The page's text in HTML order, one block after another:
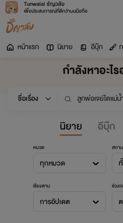
Tunwalai ธัญวลัย
เพื่อประสบการณ์ที่ดีกว่าบนมือถือ
หน้าแรก นิยาย อีบุ๊ก
กำลังหาอะไ
นิยาย อีบุ๊ก
หมวด
ทุกหมวด
สถา
เรียงตาม
การอัปเดต
ช่วงเ